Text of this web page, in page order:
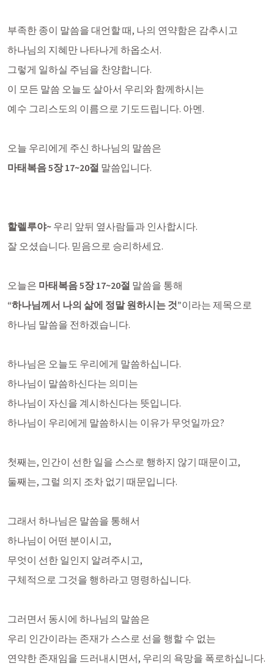
부족한 종이 말씀을 대언할 때, 나의 연약함은 감추시고
하나님의 지혜만 나타나게 하옵소서.
그렇게 일하실 주님을 찬양합니다.
이 모든 말씀 오늘도 살아서 우리와 함께하시는
예수 그리스도의 이름으로 기도드립니다. 아멘.
오늘 우리에게 주신 하나님의 말씀은
마태복음 5장 17~20절 말씀입니다.
할렐루야~ 우리 앞뒤 옆사람들과 인사합시다.
잘 오셨습니다. 믿음으로 승리하세요.
오늘은 마태복음 5장 17~20절 말씀을 통해
“하나님께서 나의 삶에 정말 원하시는 것”이라는 제목으로
하나님 말씀을 전하겠습니다.
하나님은 오늘도 우리에게 말씀하십니다.
하나님이 말씀하신다는 의미는
하나님이 자신을 계시하신다는 뜻입니다.
하나님이 우리에게 말씀하시는 이유가 무엇일까요?
첫째는, 인간이 선한 일을 스스로 행하지 않기 때문이고,
둘째는, 그럴 의지 조차 없기 때문입니다.
그래서 하나님은 말씀을 통해서
하나님이 어떤 분이시고,
무엇이 선한 일인지 알려주시고,
구체적으로 그것을 행하라고 명령하십니다.
그러면서 동시에 하나님의 말씀은
우리 인간이라는 존재가 스스로 선을 행할 수 없는